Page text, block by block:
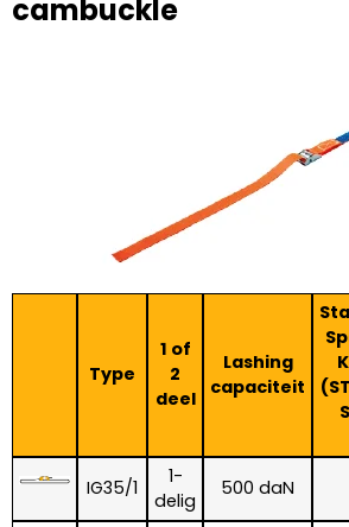
cambuckle
Type
1 of
2
deel
Lashing
capaciteit
IG35/1
1-
delig
500 daN